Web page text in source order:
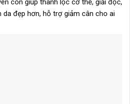
còn giúp thanh lọc cơ thể, giải độc,
đẹp hơn, hỗ trợ giảm cân cho ai